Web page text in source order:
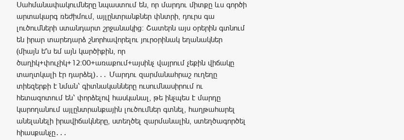
Սահմանափակումները նպաստում են, որ մարդու միտքը ևս գործի
արտակարգ ռեժիմում, այլընտրանքներ փնտրի, դուրս գա
լուծումների ստանդարտ շրջանակից։ Շատերն այս օրերին գտնում
են իրար տարեդարձ շնորհավորելու յուրօրինակ եղանակներ
(միայն ե՞ս եմ այն կարծիքին, որ
ծաղիկ+փուչիկ+12։00+առաքում+այսինչ վայրում չեքին վիճակը
տաղտկալի էր դարձել)․․․ Մարդու զարմանահրաշ ուղեղը
տիեզերքի է նման՝ գիտնականները ուսումնասիրում ու
հետազոտում են՝ փորձելով հասկանալ, թե ինչպես է մարդը
կարողանում այլընտրանքային լուծումներ գտնել, հաղթահարել
անելանելի իրավիճակները, ստեղծել զարմանալին, ստեղծագործել
հիասքանչը․․․